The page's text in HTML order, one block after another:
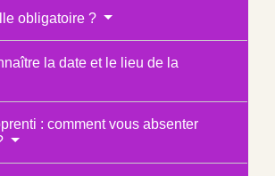
obligatoire ?
la date et le lieu de la
: comment vous absenter